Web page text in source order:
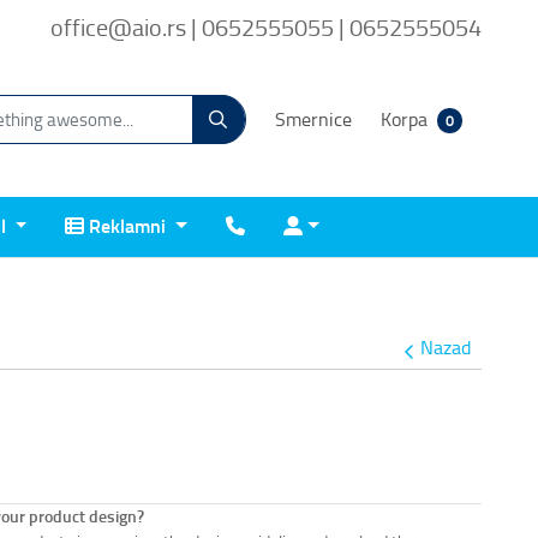
office@aio.rs | 0652555055 | 0652555054
Smernice Korpa 0
Reklamni
Reklamni KontaktPrijava
Nazad
product design?